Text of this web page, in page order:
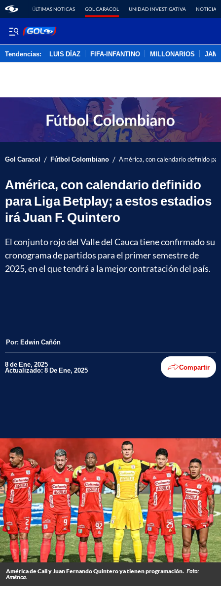
ÚLTIMAS NOTICAS GOL CARACOL UNIDAD INVESTIGATIVA NOTICIAS
Tendencias: LUIS DÍAZ FIFA-INFANTINO MILLONARIOS
Gol Caracol / Fútbol Colombiano / América, con calendario definido
América, con calendario definido
para Liga Betplay; a estos estadios
irá Juan F. Quintero
El conjunto rojo del Valle del Cauca tiene confirmado su
cronograma de partidos para el primer semestre de
2025, en el que tendrá a la mejor contratación del país.
Por: Edwin Cañón
8 de Ene, 2025
Actualizado: 8 De Ene, 2025 Compartir
América de Cali y Juan Fernando Quintero ya tienen programación. Foto:
América.